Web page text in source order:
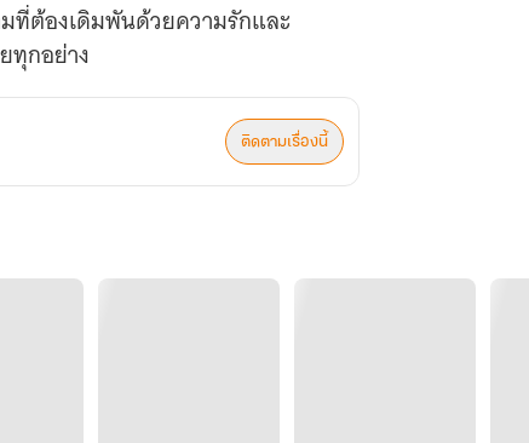
ที่ต้องเดิมพันด้วยความรักและ
ทุกอย่าง
ติดตามเรื่องนี้